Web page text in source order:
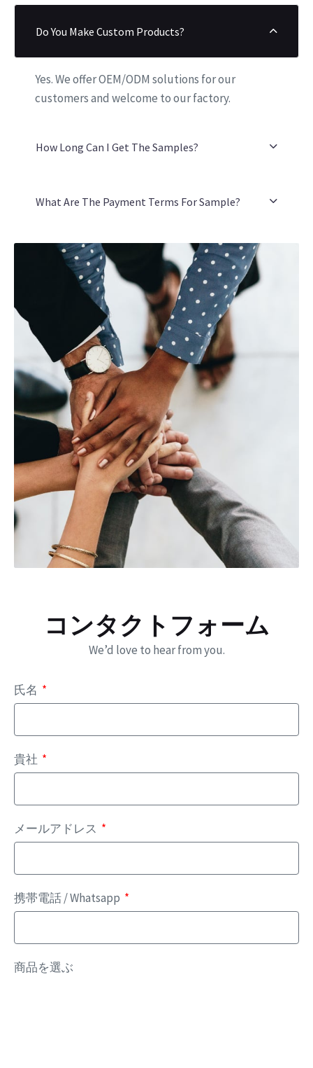
Do You Make Custom Products?
Yes. We offer OEM/ODM solutions for our
customers and welcome to our factory.
How Long Can I Get The Samples?
What Are The Payment Terms For Sample?
コンタクトフォーム
We’d love to hear from you.
氏名
貴社
メールアドレス
携帯電話 / Whatsapp
商品を選ぶ